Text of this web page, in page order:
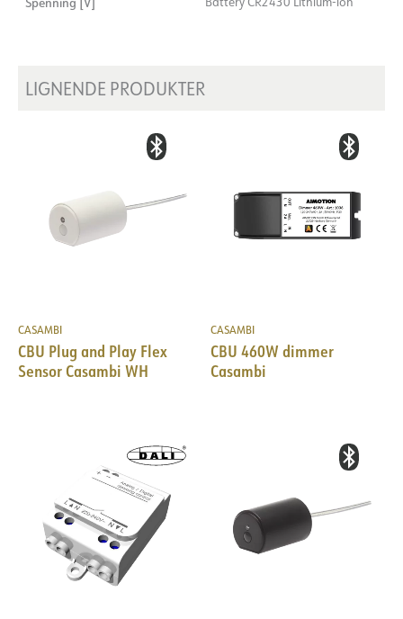
LIGNENDE PRODUKTER
CASAMBI
CBU Plug and Play Flex
Sensor Casambi WH
CASAMBI
CBU 460W dimmer
Casambi